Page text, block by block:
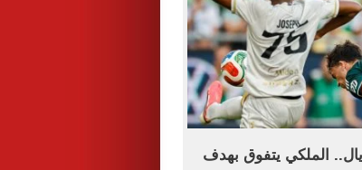
الملكي يتفوق بهدف